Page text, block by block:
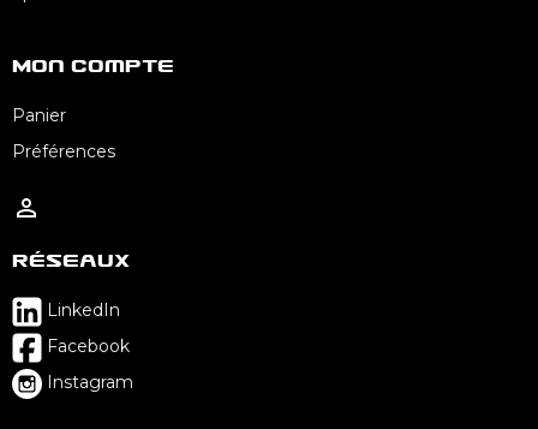
Mon Compte
Panier
Préférences

Réseaux
LinkedIn
Facebook
Instagram